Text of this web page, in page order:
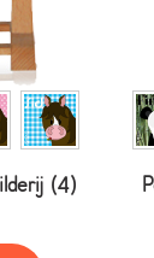
(4)